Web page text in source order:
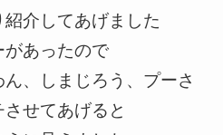
介してあげました
があったので
、しまじろう、プーさ
せてあげると